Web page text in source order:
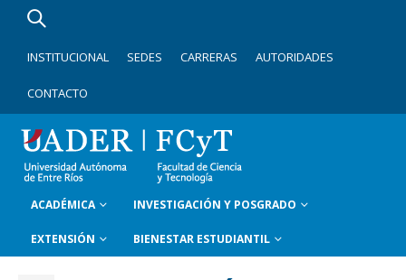
INSTITUCIONAL SEDES CARRERAS AUTORIDADES
CONTACTO
ACADÉMICA INVESTIGACIÓN Y POSGRADO
EXTENSIÓN BIENESTAR ESTUDIANTIL